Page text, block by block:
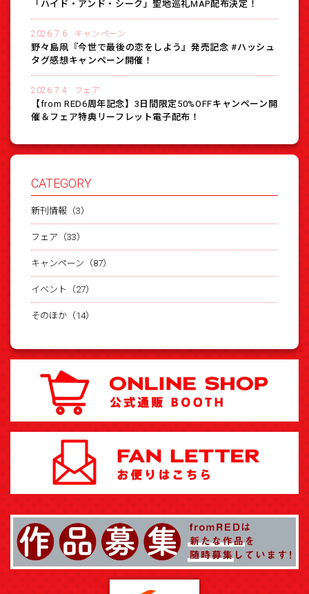
「ハイド・アンド・シーク」聖地巡礼MAP配布決定！
2026.7.6 キャンペーン
野々島凧『今世で最後の恋をしよう』発売記念 #ハッシュ
タグ感想キャンペーン開催！
2026.7.4 フェア
【from RED6周年記念】3日間限定50%OFFキャンペーン開
催＆フェア特典リーフレット電子配布！
CATEGORY
新刊情報（3）
フェア（33）
キャンペーン（87）
イベント（27）
そのほか（14）